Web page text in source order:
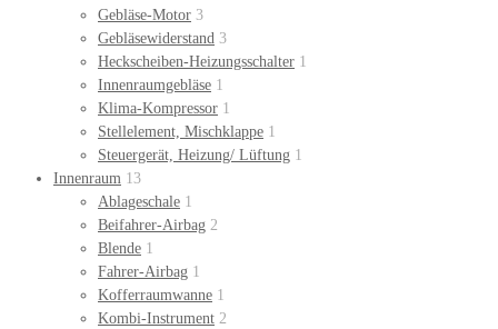
Gebläse-Motor 3
Gebläsewiderstand 3
Heckscheiben-Heizungsschalter 1
Innenraumgebläse 1
Klima-Kompressor 1
Stellelement, Mischklappe 1
Steuergerät, Heizung/ Lüftung 1
Innenraum 13
Ablageschale 1
Beifahrer-Airbag 2
Blende 1
Fahrer-Airbag 1
Kofferraumwanne 1
Kombi-Instrument 2